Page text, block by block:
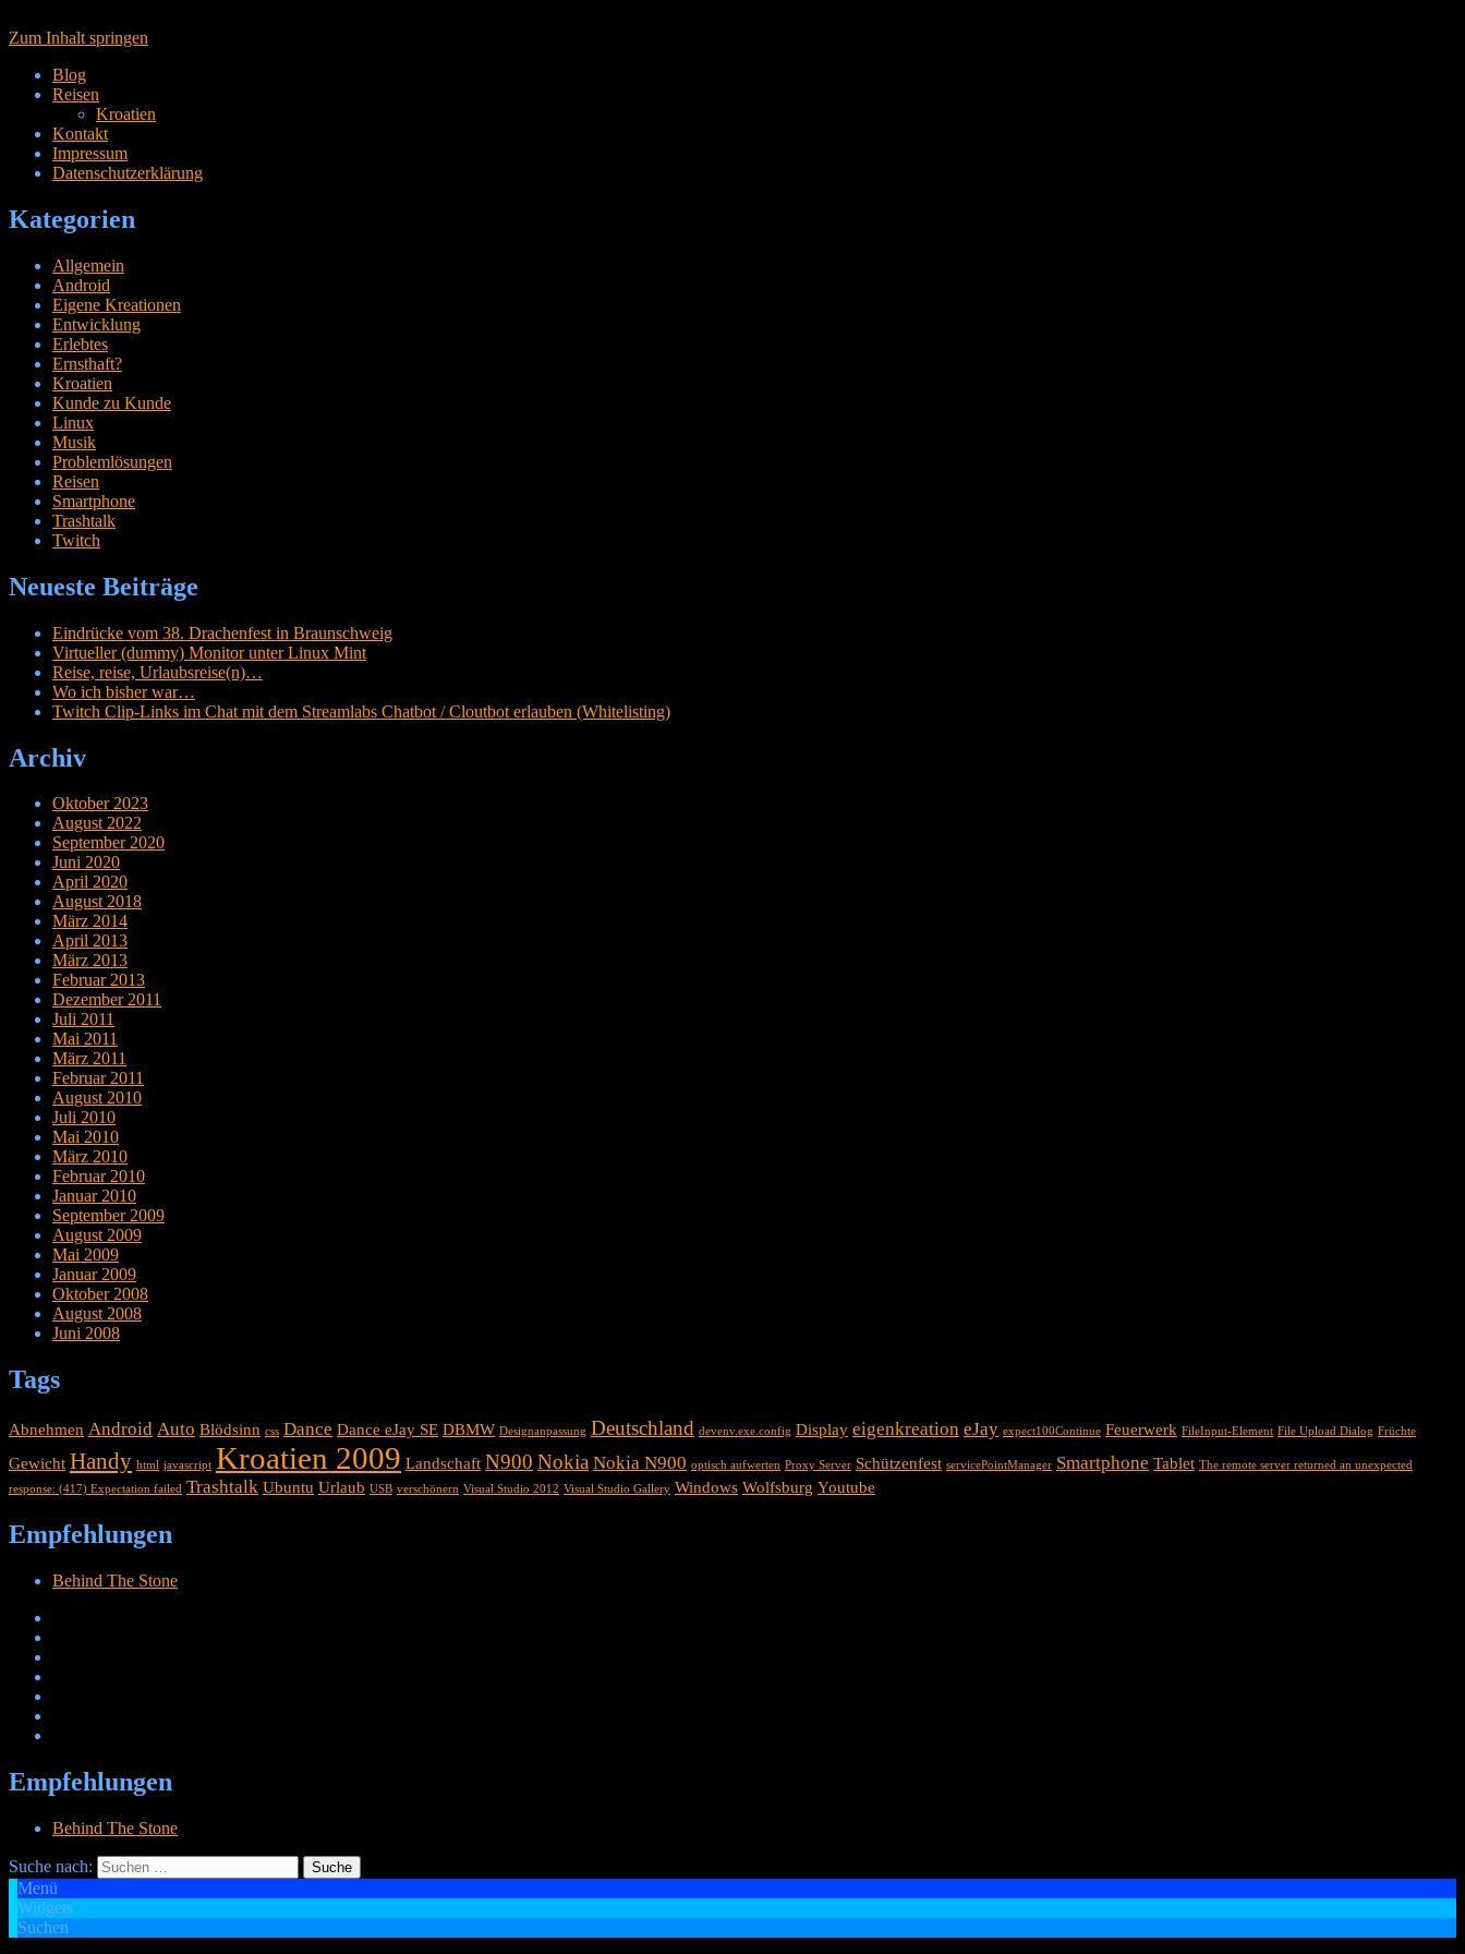
Zum Inhalt springen
Blog
Reisen
Kroatien
Kontakt
Impressum
Datenschutzerklärung
Kategorien
Allgemein
Android
Eigene Kreationen
Entwicklung
Erlebtes
Ernsthaft?
Kroatien
Kunde zu Kunde
Linux
Musik
Problemlösungen
Reisen
Smartphone
Trashtalk
Twitch
Neueste Beiträge
Eindrücke vom 38. Drachenfest in Braunschweig
Virtueller (dummy) Monitor unter Linux Mint
Reise, reise, Urlaubsreise(n)…
Wo ich bisher war…
Twitch Clip-Links im Chat mit dem Streamlabs Chatbot / Cloutbot erlauben (Whitelisting)
Archiv
Oktober 2023
August 2022
September 2020
Juni 2020
April 2020
August 2018
März 2014
April 2013
März 2013
Februar 2013
Dezember 2011
Juli 2011
Mai 2011
März 2011
Februar 2011
August 2010
Juli 2010
Mai 2010
März 2010
Februar 2010
Januar 2010
September 2009
August 2009
Mai 2009
Januar 2009
Oktober 2008
August 2008
Juni 2008
Tags
Abnehmen Android Auto Blödsinn css Dance Dance eJay SE DBMW Designanpassung Deutschland devenv.exe.config Display eigenkreation eJay expect100Continue Feuerwerk FileInput-Element File Upload Dialog Früchte
Gewicht Handy html javascript Kroatien 2009 Landschaft N900 Nokia Nokia N900 optisch aufwerten Proxy Server Schützenfest servicePointManager Smartphone Tablet The remote server returned an unexpected
response: (417) Expectation failed Trashtalk Ubuntu Urlaub USB verschönern Visual Studio 2012 Visual Studio Gallery Windows Wolfsburg Youtube
Empfehlungen
Behind The Stone
Empfehlungen
Behind The Stone
Suche nach:
Cetheus Blog
Menü
Widgets
Suchen